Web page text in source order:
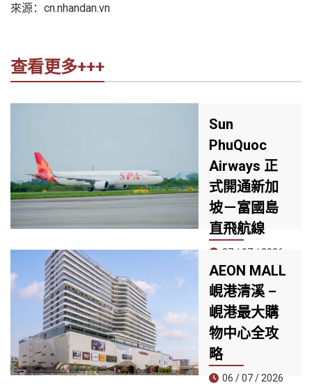
來源：cn.nhandan.vn
查看更多+++
Sun
PhuQuoc
Airways 正
式開通新加
坡－富國島
直飛航線
27 / 07 / 2026
PhuQuoc
Airways（SPA）
正式開通新加坡－
富國島直飛航線，
這是航空公司開航
以來的第四條國際
AEON MALL
峴港清溪 –
峴港最大購
物中心全攻
略
06 / 07 / 2026